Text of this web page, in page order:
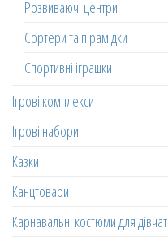
Розвиваючі центри
Сортери та пірамідки
Спортивні іграшки
Ігрові комплекси
Ігрові набори
Казки
Канцтовари
Карнавальні костюми для дівчат